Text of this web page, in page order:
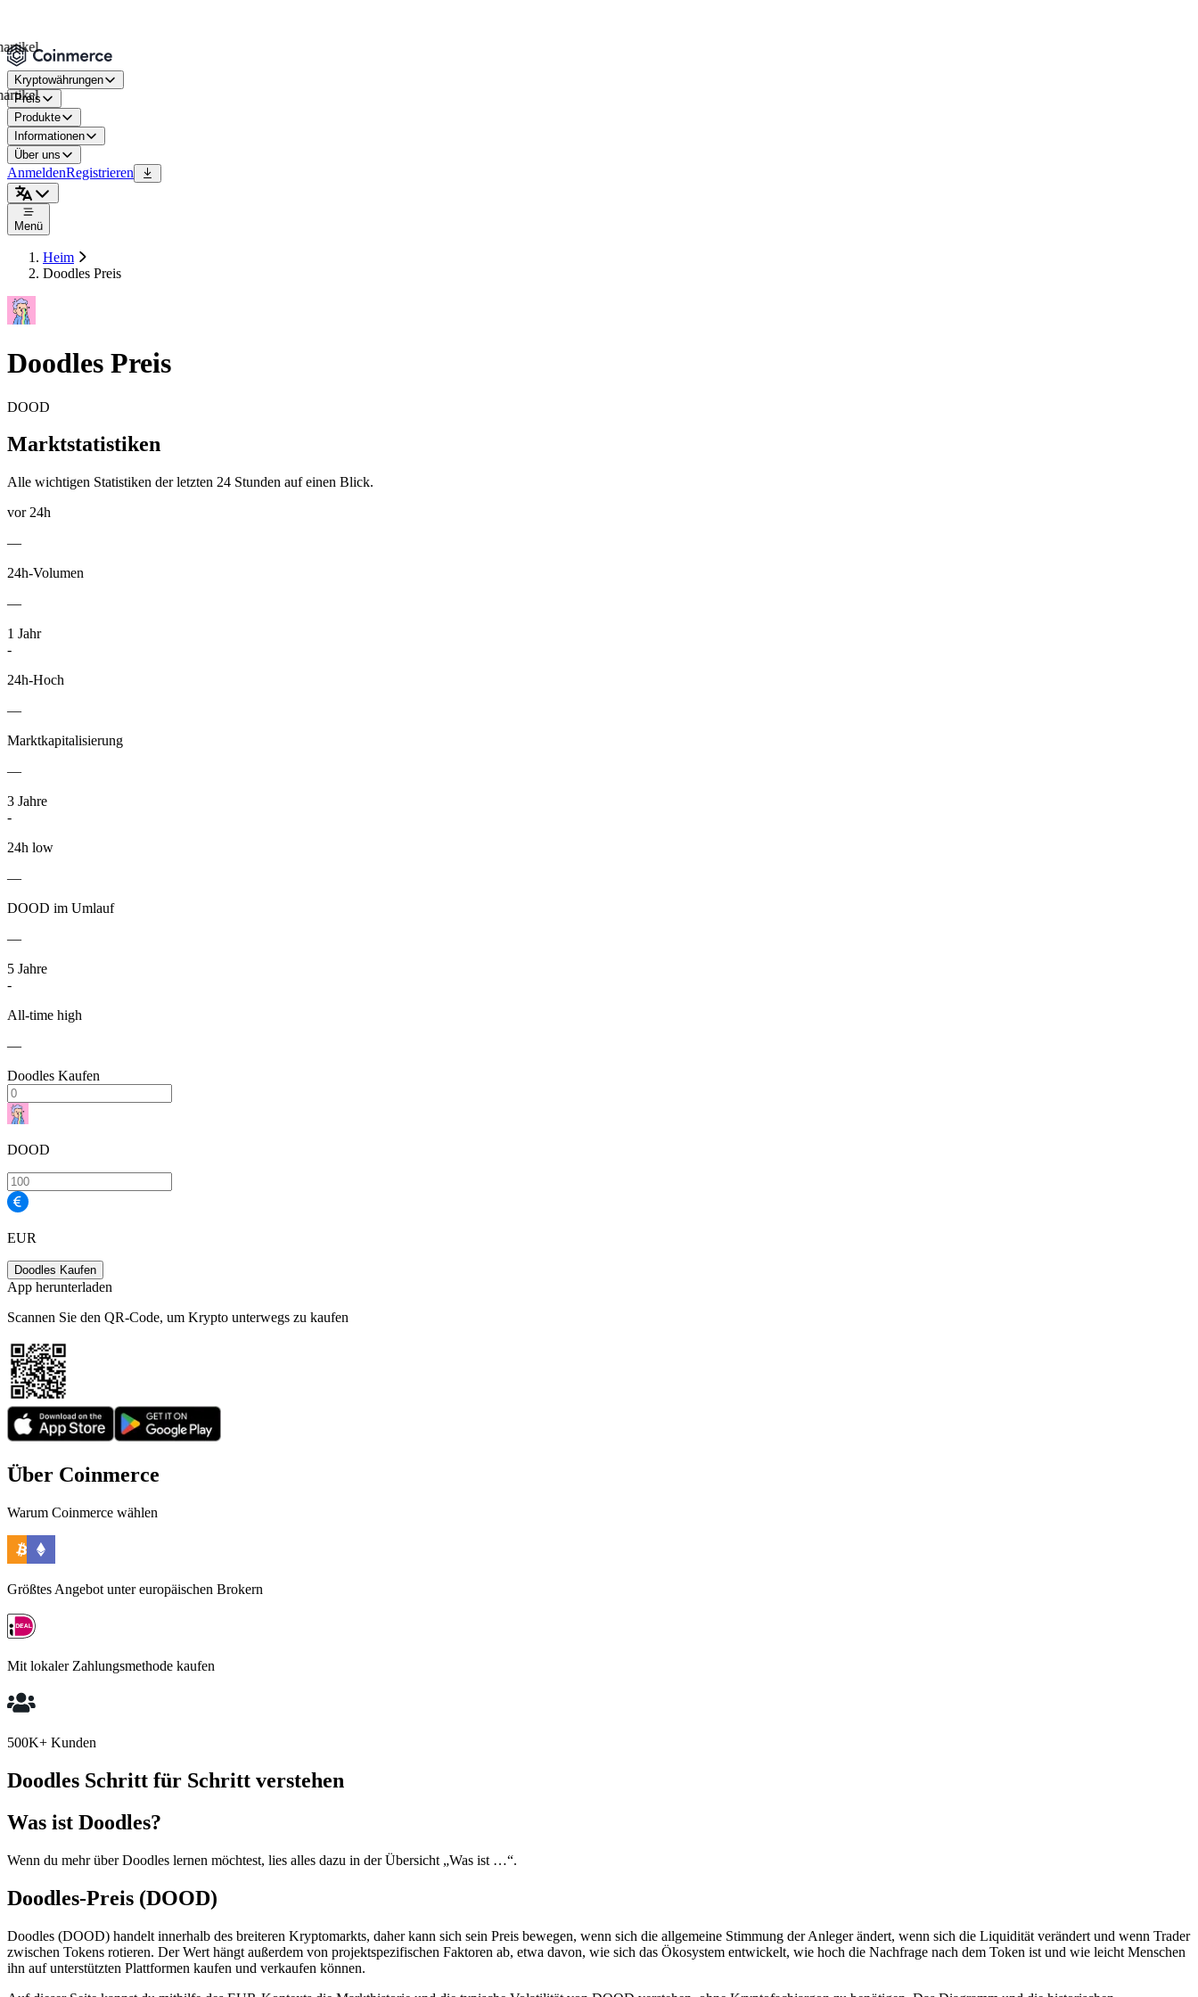
Kryptowährungen
Preis
Produkte
Informationen
Über uns
AnmeldenRegistrieren
Menü
Heim
Doodles Preis
Doodles Preis
DOOD
Marktstatistiken
Alle wichtigen Statistiken der letzten 24 Stunden auf einen Blick.
vor 24h
—
24h-Volumen
—
1 Jahr
-
24h-Hoch
—
Marktkapitalisierung
—
3 Jahre
-
24h low
—
DOOD im Umlauf
—
5 Jahre
-
All-time high
—
Doodles Kaufen
DOOD
EUR
Doodles Kaufen
App herunterladen
Scannen Sie den QR-Code, um Krypto unterwegs zu kaufen
Über Coinmerce
Warum Coinmerce wählen
Größtes Angebot unter europäischen Brokern
Mit lokaler Zahlungsmethode kaufen
500K+ Kunden
Doodles Schritt für Schritt verstehen
Was ist Doodles?
Wenn du mehr über Doodles lernen möchtest, lies alles dazu in der Übersicht „Was ist …“.
Doodles-Preis (DOOD)
Doodles (DOOD) handelt innerhalb des breiteren Kryptomarkts, daher kann sich sein Preis bewegen, wenn sich die allgemeine Stimmung der Anleger ändert, wenn sich die Liquidität verändert und wenn Trader
zwischen Tokens rotieren. Der Wert hängt außerdem von projektspezifischen Faktoren ab, etwa davon, wie sich das Ökosystem entwickelt, wie hoch die Nachfrage nach dem Token ist und wie leicht Menschen
ihn auf unterstützten Plattformen kaufen und verkaufen können.